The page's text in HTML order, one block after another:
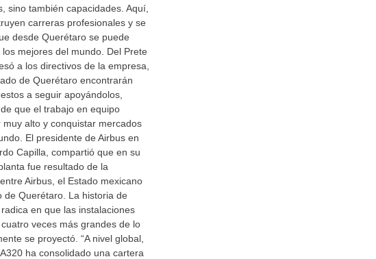
sino también capacidades. Aquí,
carreras profesionales y se
desde Querétaro se puede
mejores del mundo. Del Prete
a los directivos de la empresa,
de Querétaro encontrarán
a seguir apoyándolos,
que el trabajo en equipo
muy alto y conquistar mercados
El presidente de Airbus en
Capilla, compartió que en su
fue resultado de la
Airbus, el Estado mexicano
de Querétaro. La historia de
en que las instalaciones
veces más grandes de lo
se proyectó. “A nivel global,
ha consolidado una cartera